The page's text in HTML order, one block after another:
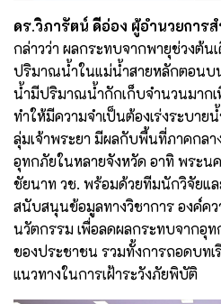
ดร.วิภารัตน์ ดีอ่อง ผู้อำนวยการ
กล่าวว่า ผลกระทบจากพายุช่วงต้น
ปริมาณน้ำในแม่น้ำสายหลักตอนบ
น้ำมีปริมาณน้ำกักเก็บจำนวนมากเ
ทำให้มีความจำเป็นต้องเร่งระบาย
ลุ่มเจ้าพระยา มีผลกับพื้นที่ภาคกล
อุทกภัยในหลายจังหวัด อาทิ พระน
ชัยนาท วช. พร้อมด้วยทีมนักวิจัยแ
สนับสนุนข้อมูลทางวิชาการ องค์คว
นวัตกรรม เพื่อลดผลกระทบจากอุท
ของประชาชน รวมทั้งการถอดบท
แนวทางในการเฝ้าระวังภัยพิบัติ